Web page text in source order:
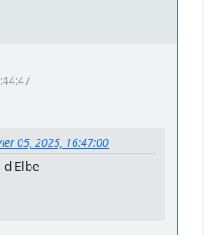
05, 2025, 16:47:00